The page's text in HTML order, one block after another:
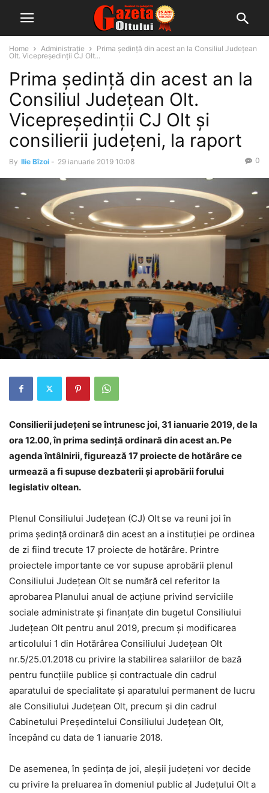
Home Administrație
Prima ședință din acest an la Consiliul Județean
Olt. Vicepreședinții CJ Olt...
Prima ședință din acest an la
Consiliul Județean Olt.
Vicepreședinții CJ Olt și
consilierii județeni, la raport
By Ilie Bîzoi - 29 ianuarie 2019 10:08 0
Consilierii judeţeni se întrunesc joi, 31 ianuarie 2019, de la
ora 12.00, în prima sedință ordinară din acest an. Pe
agenda întâlnirii, figurează 17 proiecte de hotărâre ce
urmează a fi supuse dezbaterii și aprobării forului
legislativ oltean.
Plenul Consiliului Județean (CJ) Olt se va reuni joi în
prima şedinţăordinară din acest an a instituției pe ordinea
de zi fiind trecute 17 proiecte de hotărâre. Printre
proiectele importante ce vor supuse aprobării plenul
Consiliului Judeţean Olt se numără cel referitor la
aprobarea Planului anual de acțiune privind serviciile
sociale administrate și finanțate din bugetul Consiliului
Județean Olt pentru anul 2019, precum și modificarea
articolului 1 din Hotărârea Consiliului Județean Olt
nr.5/25.01.2018 cu privire la stabilirea salariilor de bază
pentru funcțiile publice și contractuale din cadrul
aparatului de specialitate și aparatului permanent de lucru
ale Consiliului Județean Olt, precum și din cadrul
Cabinetului Președintelui Consiliului Județean Olt,
începând cu data de 1 ianuarie 2018.
De asemenea, în ședința de joi, aleșii județeni vor decide
cu privire la preluarea în domeniul public al Județului Olt a